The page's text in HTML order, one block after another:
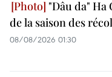
"Dâu da"
de la saison des
08/08/2026 01:30